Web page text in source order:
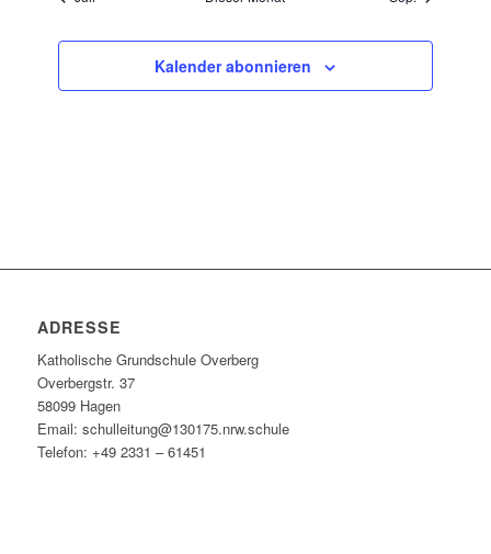
Kalender abonnieren
ADRESSE
Katholische Grundschule Overberg
Overbergstr. 37
58099 Hagen
Email: schulleitung@130175.nrw.schule
Telefon: +49 2331 – 61451